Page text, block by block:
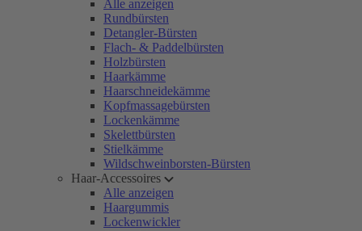
Alle anzeigen
Rundbürsten
Detangler-Bürsten
Flach- & Paddelbürsten
Holzbürsten
Haarkämme
Haarschneidekämme
Kopfmassagebürsten
Lockenkämme
Skelettbürsten
Stielkämme
Wildschweinborsten-Bürsten
Haar-Accessoires
Alle anzeigen
Haargummis
Lockenwickler